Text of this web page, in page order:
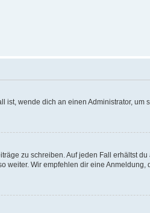
wende dich an einen Administrator, um
zu schreiben. Auf jeden Fall erhältst
Wir empfehlen dir eine